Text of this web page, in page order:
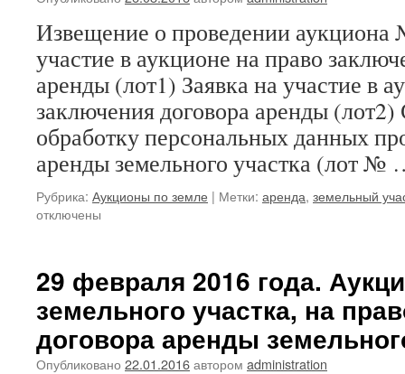
Извещение о проведении аукциона
участие в аукционе на право
аренды (лот1) Заявка на участие в
заключения договора аренды (лот2)
обработку персональных данных
аренды земельного участка (лот
Рубрика: Аукционы по земле | Метки: аренда, земельный
отключены
29 февраля 2016 года.
земельного участка, на
договора аренды
Опубликовано 22.01.2016автором administration